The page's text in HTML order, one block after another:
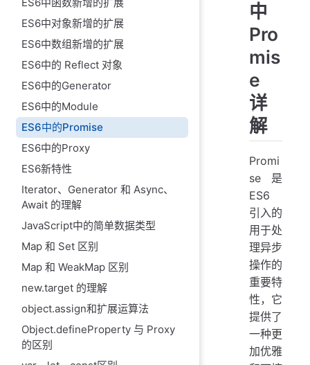
ES6中函数新增的扩展
ES6中对象新增的扩展
ES6中数组新增的扩展
ES6中的 Reflect 对象
ES6中的Generator
ES6中的Module
ES6中的Promise
ES6中的Proxy
ES6新特性
Iterator、Generator 和 Async、
Await 的理解
JavaScript中的简单数据类型
Map 和 Set 区别
Map 和 WeakMap 区别
new.target 的理解
object.assign和扩展运算法
Object.defineProperty 与 Proxy
的区别
中
Pro
mis
e
详
解
Promi
se 是
ES6
引入的
用于处
理异步
操作的
重要特
性，它
提供了
一种更
加优雅